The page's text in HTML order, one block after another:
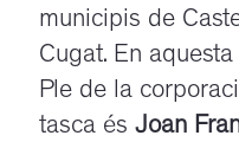
municipis de
Cugat. En
Ple de la
tasca és Joan